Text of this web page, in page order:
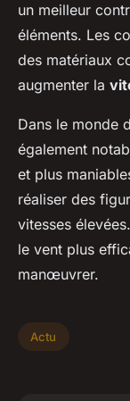
un meilleur
éléments. Les
des matériaux
augmenter la
Dans le monde
également
et plus
réaliser des
vitesses
le vent plus
manœuvrer.
Actu